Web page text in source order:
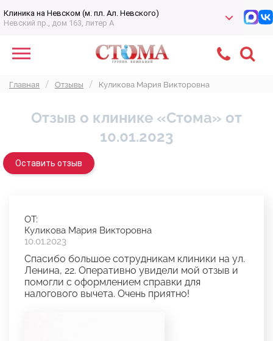
Клиника на Невском (м. пл. Ал. Невского)
Невский пр., дом 163, литер А
Главная Отзывы Куликова Мария Викторовна
Отзыв о клинике «Стома» от
10.01.2023
Оставить отзыв
ОТ:
Куликова Мария Викторовна
10.01.2023
Спасибо большое сотрудникам клиники на ул.
Ленина, 22. Оперативно увидели мой отзыв и
помогли с оформлением справки для
налогового вычета. Очень приятно!